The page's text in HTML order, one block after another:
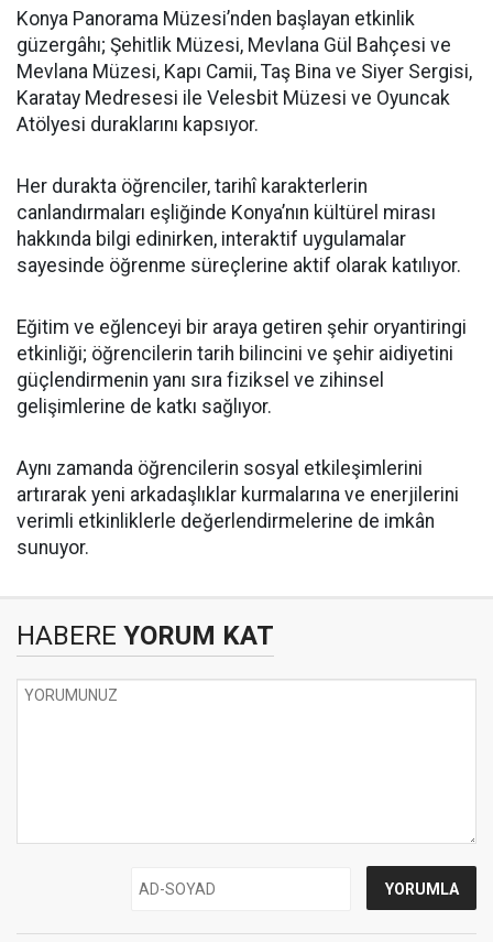
Konya Panorama Müzesi’nden başlayan etkinlik
güzergâhı; Şehitlik Müzesi, Mevlana Gül Bahçesi ve
Mevlana Müzesi, Kapı Camii, Taş Bina ve Siyer Sergisi,
Karatay Medresesi ile Velesbit Müzesi ve Oyuncak
Atölyesi duraklarını kapsıyor.
Her durakta öğrenciler, tarihî karakterlerin
canlandırmaları eşliğinde Konya’nın kültürel mirası
hakkında bilgi edinirken, interaktif uygulamalar
sayesinde öğrenme süreçlerine aktif olarak katılıyor.
Eğitim ve eğlenceyi bir araya getiren şehir oryantiringi
etkinliği; öğrencilerin tarih bilincini ve şehir aidiyetini
güçlendirmenin yanı sıra fiziksel ve zihinsel
gelişimlerine de katkı sağlıyor.
Aynı zamanda öğrencilerin sosyal etkileşimlerini
artırarak yeni arkadaşlıklar kurmalarına ve enerjilerini
verimli etkinliklerle değerlendirmelerine de imkân
sunuyor.
HABERE YORUM KAT